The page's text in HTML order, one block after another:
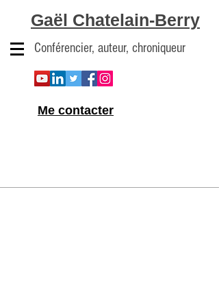
Gaël Chatelain-Berry
Conférencier, auteur, chroniqueur
Me contacter